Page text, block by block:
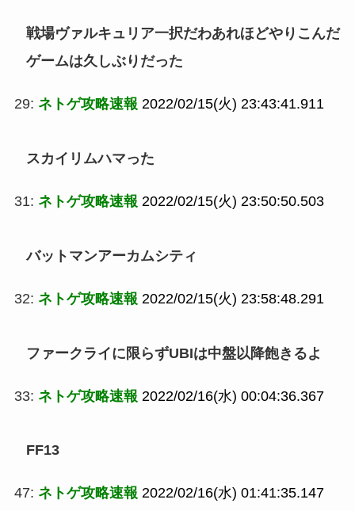
戦場ヴァルキュリア一択だわあれほどやりこんだ
ゲームは久しぶりだった
29: ネトゲ攻略速報 2022/02/15(火) 23:43:41.911
スカイリムハマった
31: ネトゲ攻略速報 2022/02/15(火) 23:50:50.503
バットマンアーカムシティ
32: ネトゲ攻略速報 2022/02/15(火) 23:58:48.291
ファークライに限らずUBIは中盤以降飽きるよ
33: ネトゲ攻略速報 2022/02/16(水) 00:04:36.367
FF13
47: ネトゲ攻略速報 2022/02/16(水) 01:41:35.147